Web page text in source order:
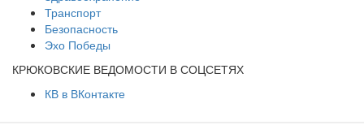
Транспорт
Безопасность
Эхо Победы
КРЮКОВСКИЕ ВЕДОМОСТИ В СОЦСЕТЯХ
КВ в ВКонтакте